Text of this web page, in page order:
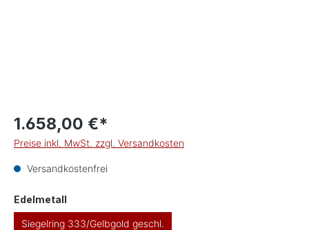
1.658,00 €*
Preise inkl. MwSt. zzgl. Versandkosten
Versandkostenfrei
Edelmetall
Siegelring 333/Gelbgold geschl.